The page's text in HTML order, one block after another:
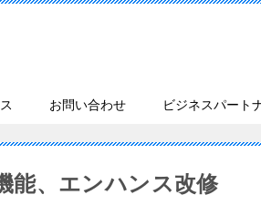
お問い合わせ ビジネスパート
能、エンハンス改修